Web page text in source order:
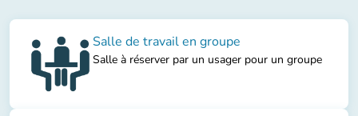
Salle de travail en groupe
Salle à réserver par un usager pour un groupe